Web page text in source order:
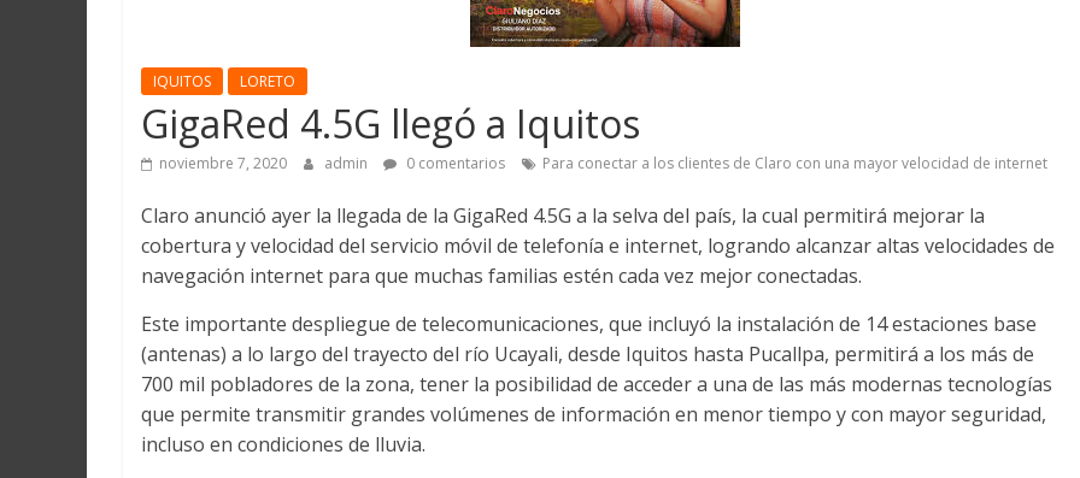
Loreto
IQUITOS LORETO
GigaRed 4.5G llegó a Iquitos
noviembre 7, 2020 admin 0 comentarios Para conectar a los clientes de Claro con una mayor velocidad de internet
Claro anunció ayer la llegada de la GigaRed 4.5G a la selva del país, la cual permitirá mejorar la
cobertura y velocidad del servicio móvil de telefonía e internet, logrando alcanzar altas velocidades de
navegación internet para que muchas familias estén cada vez mejor conectadas.
Este importante despliegue de telecomunicaciones, que incluyó la instalación de 14 estaciones base
(antenas) a lo largo del trayecto del río Ucayali, desde Iquitos hasta Pucallpa, permitirá a los más de
700 mil pobladores de la zona, tener la posibilidad de acceder a una de las más modernas tecnologías
que permite transmitir grandes volúmenes de información en menor tiempo y con mayor seguridad,
incluso en condiciones de lluvia.